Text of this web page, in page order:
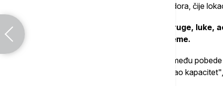
unapređenje četiri dogovorena vojna koridora, čije
Cilj je unaprediti puteve, železničke pruge, luke,
da izdrže težinu i dimenzije vojne opreme.
"Snažne logističke mreže prave razliku između
brzim investicijama kako bi se brzo povećao